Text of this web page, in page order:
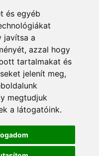
és egyéb
javítsa a
azzal hogy
tartalmakat és
jelenít meg,
megtudjuk
a látogatóink.